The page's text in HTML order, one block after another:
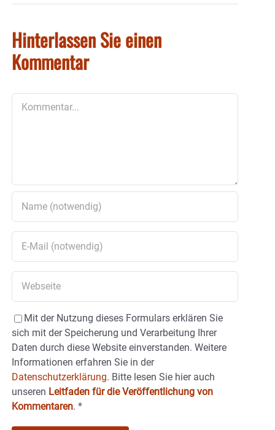
Hinterlassen Sie einen
Kommentar
Mit der Nutzung dieses Formulars erklären Sie
sich mit der Speicherung und Verarbeitung Ihrer
Daten durch diese Website einverstanden. Weitere
Informationen erfahren Sie in der
Datenschutzerklärung. Bitte lesen Sie hier auch
unseren Leitfaden für die Veröffentlichung von
Kommentaren. *